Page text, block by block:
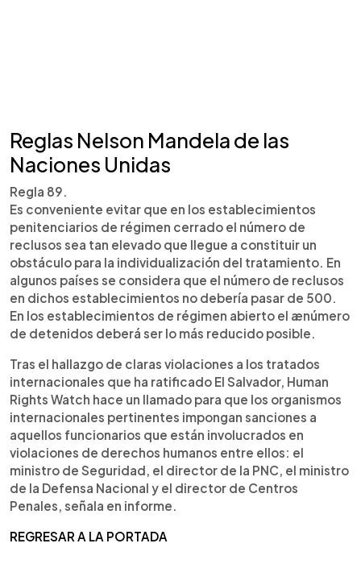
Reglas Nelson Mandela de las
Naciones Unidas
Regla 89.
Es conveniente evitar que en los establecimientos
penitenciarios de régimen cerrado el número de
reclusos sea tan elevado que llegue a constituir un
obstáculo para la individualización del tratamiento. En
algunos países se considera que el número de reclusos
en dichos establecimientos no debería pasar de 500.
En los establecimientos de régimen abierto el ænúmero
de detenidos deberá ser lo más reducido posible.
Tras el hallazgo de claras violaciones a los tratados
internacionales que ha ratificado El Salvador, Human
Rights Watch hace un llamado para que los organismos
internacionales pertinentes impongan sanciones a
aquellos funcionarios que están involucrados en
violaciones de derechos humanos entre ellos: el
ministro de Seguridad, el director de la PNC, el ministro
de la Defensa Nacional y el director de Centros
Penales, señala en informe.
REGRESAR A LA PORTADA